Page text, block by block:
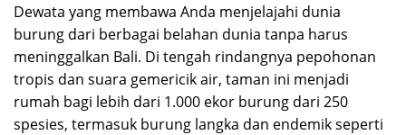
Dewata yang membawa Anda menjelajahi dunia
burung dari berbagai belahan dunia tanpa harus
meninggalkan Bali. Di tengah rindangnya pepohonan
tropis dan suara gemericik air, taman ini menjadi
rumah bagi lebih dari 1.000 ekor burung dari 250
spesies, termasuk burung langka dan endemik seperti